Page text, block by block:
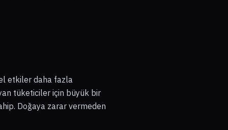
etkiler daha fazla
tüketiciler için büyük bir
Doğaya zarar vermeden